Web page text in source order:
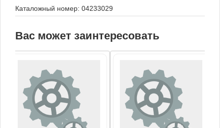
Каталожный номер: 04233029
Вас может заинтересовать